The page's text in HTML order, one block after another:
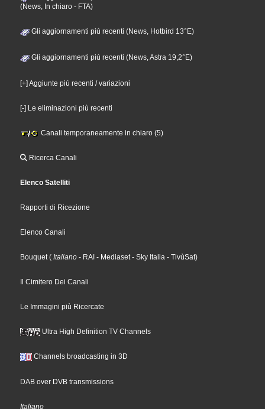
(News, In chiaro - FTA)
Gli aggiornamenti più recenti (News, Hotbird 13°E)
Gli aggiornamenti più recenti (News, Astra 19,2°E)
[+] Aggiunte più recenti / variazioni
[-] Le eliminazioni più recenti
Canali temporaneamente in chiaro (5)
Ricerca Canali
Elenco Satelliti
Rapporti di Ricezione
Elenco Canali
Bouquet( Italiano - RAI - Mediaset- Sky Italia - TivùSat)
Il Cimitero Dei Canali
Le Immagini più Ricercate
Ultra High Definition TV Channels
Channels broadcasting in 3D
DAB over DVB transmissions
Italiano